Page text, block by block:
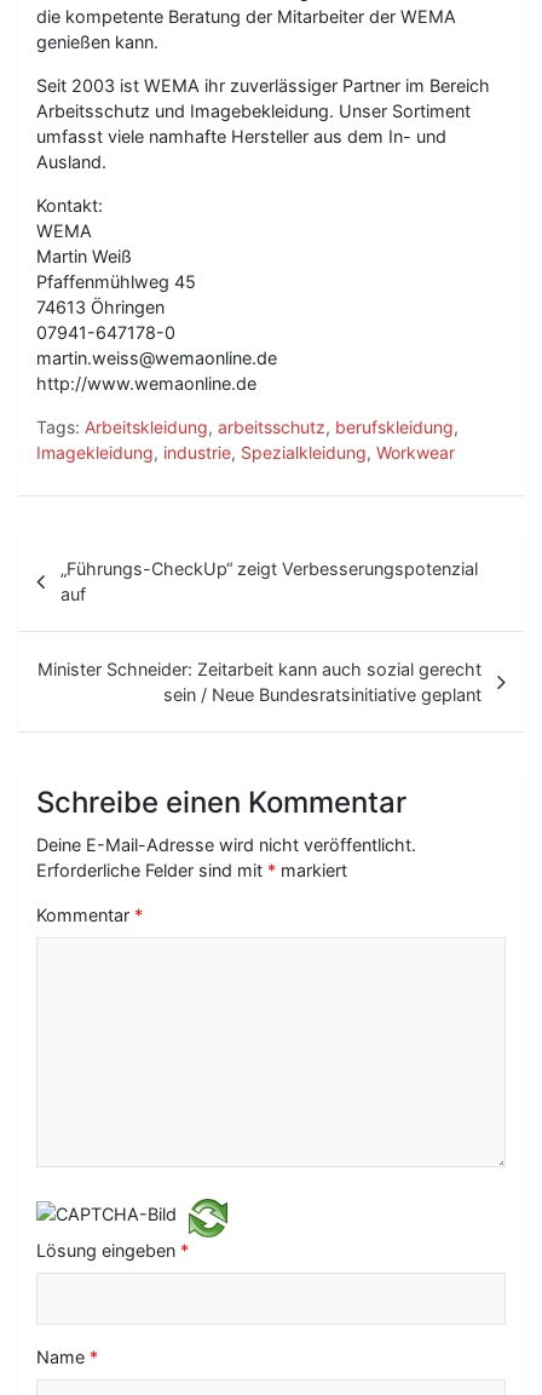
die kompetente Beratung der Mitarbeiter der WEMA
genießen kann.
Seit 2003 ist WEMA ihr zuverlässiger Partner im Bereich
Arbeitsschutz und Imagebekleidung. Unser Sortiment
umfasst viele namhafte Hersteller aus dem In- und
Ausland.
Kontakt:
WEMA
Martin Weiß
Pfaffenmühlweg 45
74613 Öhringen
07941-647178-0
martin.weiss@wemaonline.de
http://www.wemaonline.de
Tags: Arbeitskleidung, arbeitsschutz, berufskleidung,
Imagekleidung, industrie, Spezialkleidung, Workwear
e
i
g
N
o
„Führungs-CheckUp“ zeigt Verbesserungspotenzial
auf
Minister Schneider: Zeitarbeit kann auch sozial gerecht
sein / Neue Bundesratsinitiative geplant
Schreibe einen Kommentar
Deine E-Mail-Adresse wird nicht veröffentlicht.
Erforderliche Felder sind mit * markiert
Kommentar *
Lösung eingeben *
Name *